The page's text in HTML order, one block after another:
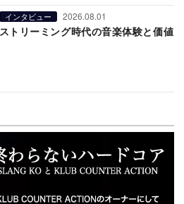
インタビュー 2026.08.01
ストリーミング時代の音楽体験と価値